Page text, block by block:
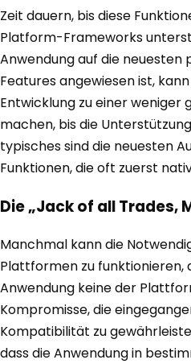
Zeit dauern, bis diese
Platform-Frameworks
Anwendung auf die
Features angewiesen ist,
Entwicklung zu einer weniger
machen, bis die
typisches sind die neuesten
Funktionen, die oft zuerst
Die „Jack of all Trades,
Manchmal kann die
Plattformen zu funktionieren,
Anwendung keine der
Kompromisse, die
Kompatibilität zu
dass die Anwendung in